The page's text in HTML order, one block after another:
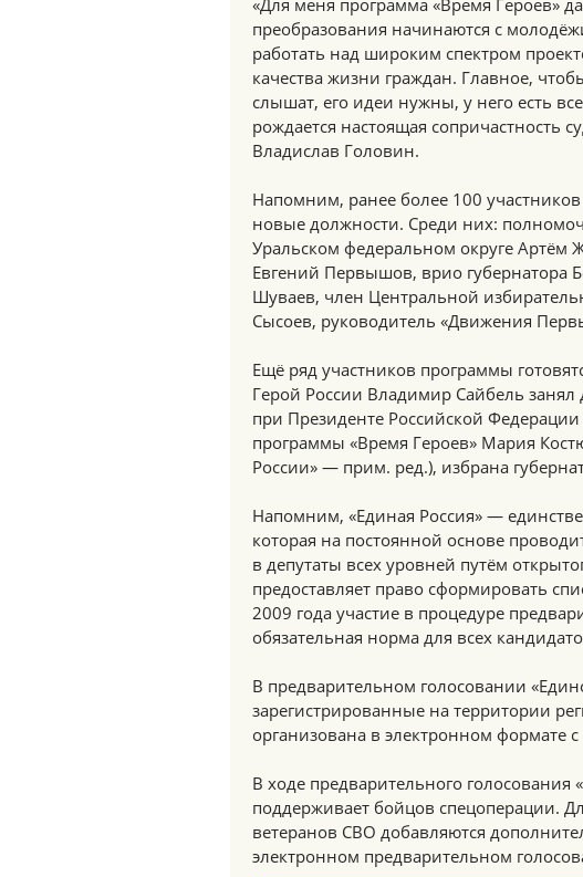
«Для меня программа «Время Героев»
преобразования начинаются с
работать над широким спектром
качества жизни граждан. Главное,
слышат, его идеи нужны, у него есть
рождается настоящая сопричастность
Владислав Головин.
Напомним, ранее более 100
новые должности. Среди них:
Уральском федеральном округе Артём
Евгений Первышов, врио губернатора
Шуваев, член Центральной
Сысоев, руководитель «Движения
Ещё ряд участников программы
Герой России Владимир Сайбель занял
при Президенте Российской
программы «Время Героев» Мария
России» — прим. ред.), избрана
Напомним, «Единая Россия» —
которая на постоянной основе
в депутаты всех уровней путём
предоставляет право сформировать
2009 года участие в процедуре
обязательная норма для всех
В предварительном голосовании
зарегистрированные на территории
организована в электронном формате
В ходе предварительного голосования
поддерживает бойцов спецоперации.
ветеранов СВО добавляются
электронном предварительном